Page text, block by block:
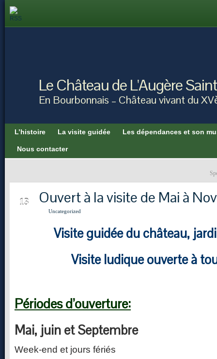
Le Château de L'Augère
En Bourbonnais – Château vivant du
L’histoire La visite guidée Les dépendances et son
Nous contacter
13 Ouvert à la visite de Mai à
Uncategorized
Visite guidée du château,
Visite ludique ouverte à
Périodes d’ouverture:
Mai, juin et Septembre
Week-end et jours fériés